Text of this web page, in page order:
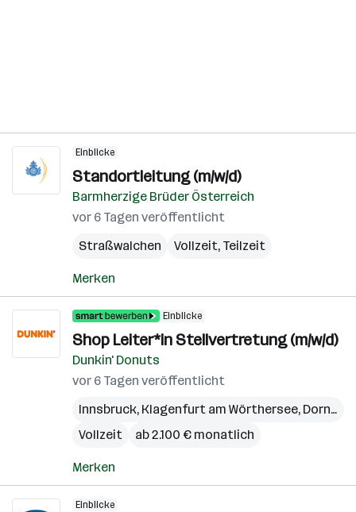
Einblicke
Standortleitung (m/w/d)
Barmherzige Brüder Österreich
vor 6 Tagen veröffentlicht
Straßwalchen
Vollzeit, Teilzeit
Merken
Einblicke
Shop Leiter*in Stellvertretung (m/w/d)
Dunkin' Donuts
vor 6 Tagen veröffentlicht
Innsbruck, Klagenfurt am Wörthersee, Dornbirn
Vollzeit
ab 2.100 € monatlich
Merken
Einblicke